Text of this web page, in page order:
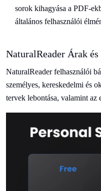
sorok kihagyása a PDF-
általános felhasználói
NaturalReader Árak és
NaturalReader felhasználói
személyes, kereskedelmi és
tervek lebontása, valamint az